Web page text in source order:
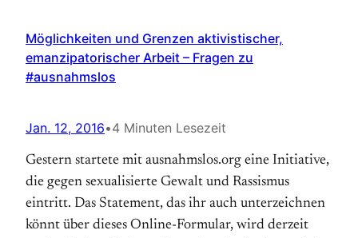
Möglichkeiten und Grenzen aktivistischer,
emanzipatorischer Arbeit – Fragen zu
#ausnahmslos
Jan. 12, 2016•4 Minuten Lesezeit
Gestern startete mit ausnahmslos.org eine Initiative,
die gegen sexualisierte Gewalt und Rassismus
eintritt. Das Statement, das ihr auch unterzeichnen
könnt über dieses Online-Formular, wird derzeit